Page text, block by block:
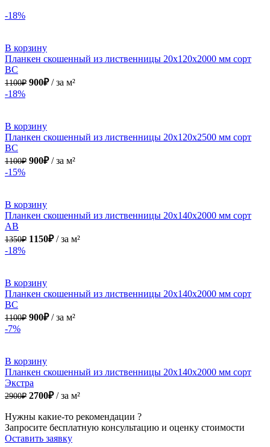
-18%
В корзину
Планкен скошенный из лиственницы 20х120х2000 мм сорт
ВС
1100₽ 1100₽.
900₽900₽.
за м²
-18%
В корзину
Планкен скошенный из лиственницы 20х120х2500 мм сорт
ВС
1100₽ 1100₽.
900₽900₽.
за м²
-15%
В корзину
Планкен скошенный из лиственницы 20х140х2000 мм сорт
АВ
1350₽ 1350₽.
1150₽1150₽.
за м²
-18%
В корзину
Планкен скошенный из лиственницы 20х140х2000 мм сорт
ВС
1100₽ 1100₽.
900₽900₽.
за м²
-7%
В корзину
Планкен скошенный из лиственницы 20х140х2000 мм сорт
Экстра
2900₽ 2900₽.
2700₽2700₽.
за м²
Нужны какие-то рекомендации ?
Запросите бесплатную консультацию и оценку стоимости
Оставить заявку